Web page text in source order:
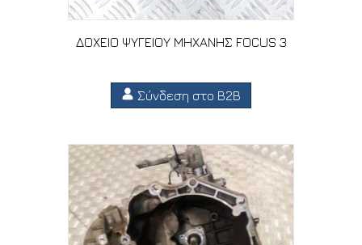
ΔΟΧΕΙΟ ΨΥΓΕΙΟΥ ΜΗΧΑΝΗΣ FOCUS 3
Σύνδεση στο B2B